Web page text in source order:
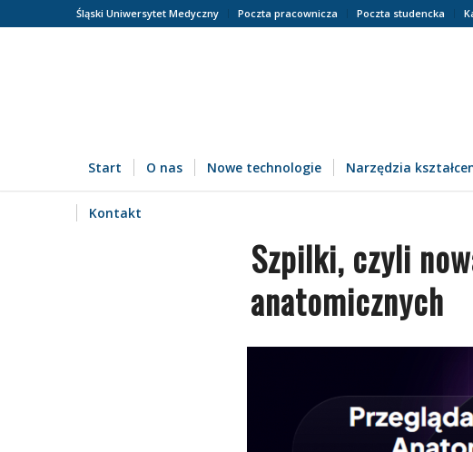
Śląski Uniwersytet Medyczny Poczta pracownicza Poczta studencka
Start O nas Nowe technologie Narzędzia
Kontakt
Szpilki, czyli
anatomicznych